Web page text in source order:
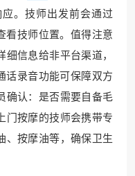
。技师出发前会通过
看技师位置。值得注意
信息给非平台渠道，
话录音功能可保障双方
确认：是否需要自备毛
门按摩的技师会携带专
、按摩油等，确保卫生